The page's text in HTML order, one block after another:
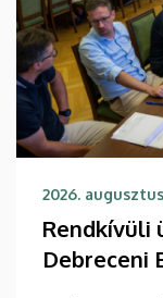
2026.
Debreceni